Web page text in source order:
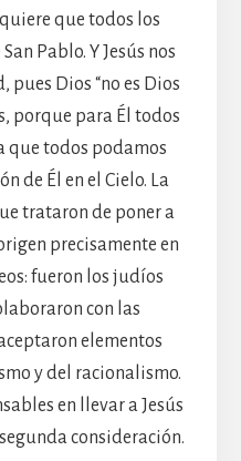
que todos los
Pablo. Y Jesús nos
Dios “no es Dios
porque para Él todos
que todos podamos
de Él en el Cielo. La
trataron de poner a
precisamente en
fueron los judíos
con las
elementos
y del racionalismo.
en llevar a Jesús
consideración.